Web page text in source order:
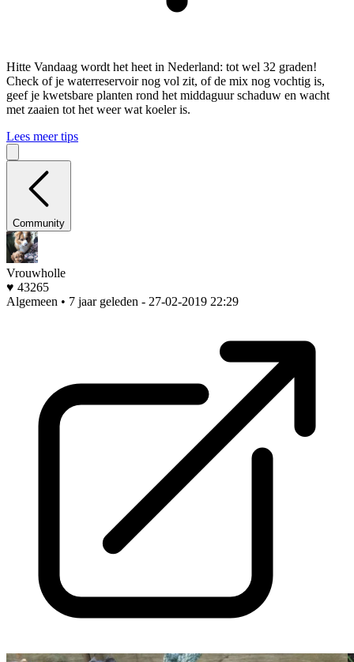
Hitte Vandaag wordt het heet in Nederland: tot wel 32 graden!
Check of je waterreservoir nog vol zit, of de mix nog vochtig is,
geef je kwetsbare planten rond het middaguur schaduw en wacht
met zaaien tot het weer wat koeler is.
Lees meer tips
Community
Vrouwholle
♥ 43265
Algemeen • 7 jaar geleden - 27-02-2019 22:29